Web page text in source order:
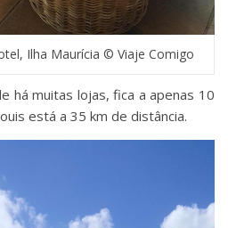
Ilha Maurícia © Viaje Comigo
há muitas lojas, fica a apenas 10
está a 35 km de distância.